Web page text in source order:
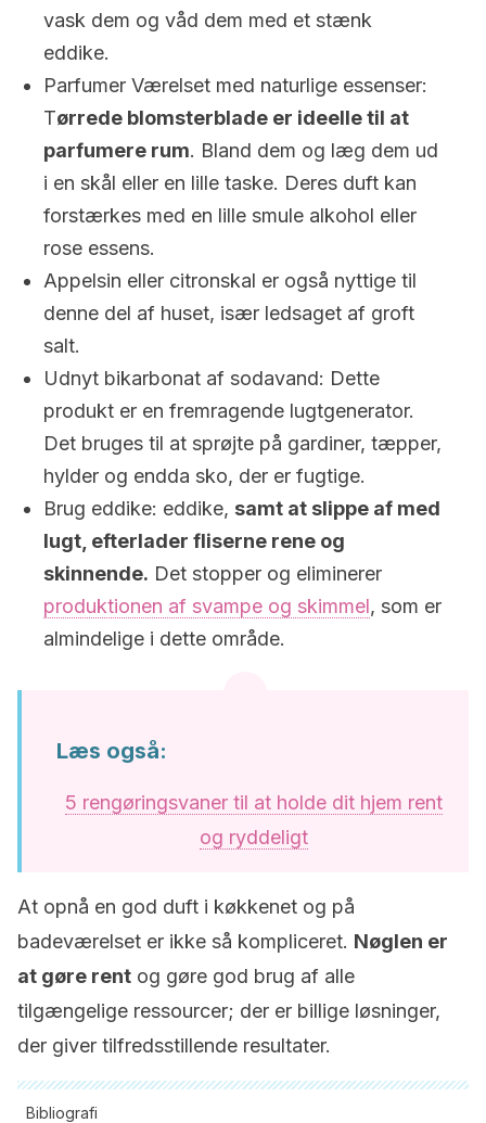
vask dem og våd dem med et stænk
eddike.
Parfumer Værelset med naturlige essenser:
Tørrede blomsterblade er ideelle til at
parfumere rum. Bland dem og læg dem ud
i en skål eller en lille taske. Deres duft kan
forstærkes med en lille smule alkohol eller
rose essens.
Appelsin eller citronskal er også nyttige til
denne del af huset, især ledsaget af groft
salt.
Udnyt bikarbonat af sodavand: Dette
produkt er en fremragende lugtgenerator.
Det bruges til at sprøjte på gardiner, tæpper,
hylder og endda sko, der er fugtige.
Brug eddike: eddike, samt at slippe af med
lugt, efterlader fliserne rene og
skinnende. Det stopper og eliminerer
produktionen af ​​svampe og skimmel, som er
almindelige i dette område.
Læs også:
5 rengøringsvaner til at holde dit hjem rent
og ryddeligt
At opnå en god duft i køkkenet og på
badeværelset er ikke så kompliceret. Nøglen er
at gøre rent og gøre god brug af alle
tilgængelige ressourcer; der er billige løsninger,
der giver tilfredsstillende resultater.
Bibliografi